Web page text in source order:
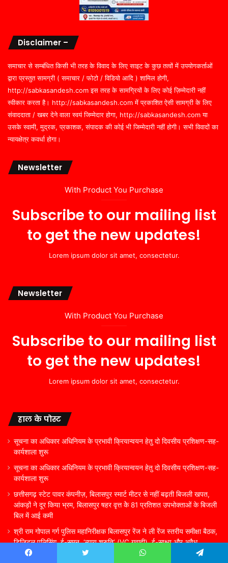
Disclaimer –
समाचार से सम्बंधित किसी भी तरह के विवाद के लिए साइट के कुछ तत्वों में उपयोगकर्ताओं
द्वारा प्रस्तुत सामग्री ( समाचार / फोटो / विडियो आदि ) शामिल होगी,
http://sabkasandesh.com इस तरह के सामग्रियों के लिए कोई ज़िम्मेदारी नहीं
स्वीकार करता है। http://sabkasandesh.com में प्रकाशित ऐसी सामग्री के लिए
संवाददाता / खबर देने वाला स्वयं जिम्मेदार होगा, http://sabkasandesh.com या
उसके स्वामी, मुद्रक, प्रकाशक, संपादक की कोई भी जिम्मेदारी नहीं होगी। सभी विवादों का
न्यायक्षेत्र कवर्धा होगा।
Newsletter
With Product You Purchase
Subscribe to our mailing list
to get the new updates!
Lorem ipsum dolor sit amet, consectetur.
Newsletter
With Product You Purchase
Subscribe to our mailing list
to get the new updates!
Lorem ipsum dolor sit amet, consectetur.
हाल के पोस्ट
सूचना का अधिकार अधिनियम के प्रभावी क्रियान्वयन हेतु दो दिवसीय प्रशिक्षण-सह-
कार्यशाला शुरू
सूचना का अधिकार अधिनियम के प्रभावी क्रियान्वयन हेतु दो दिवसीय प्रशिक्षण-सह-
कार्यशाला शुरू
छत्तीसगढ़ स्टेट पावर कंपनीज़, बिलासपुर स्मार्ट मीटर से नहीं बढ़ती बिजली खपत,
आंकड़ों ने दूर किया भ्रम, बिलासपुर षहर वृत्त केे 81 प्रतिशत उपभोक्ताओं के बिजली
बिल में आई कमी
श्री राम गोपाल गर्ग पुलिस महानिरीक्षक बिलासपुर रेंज ने ली रेंज स्तरीय समीक्षा बैठक,
डिजिटल पुलिसिंग, ई-समन, ‘न्याय श्रुति’ (VC गवाही), ई-साक्ष्य और अवैध
प्रवासियों के सत्यापन पर दिए सख्त निर्देश, पारदर्शिता, लंबित मामलों के त्वरित